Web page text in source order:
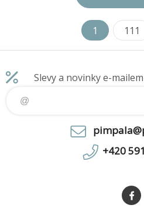
1 111
Slevy a novinky e-mailem
+420